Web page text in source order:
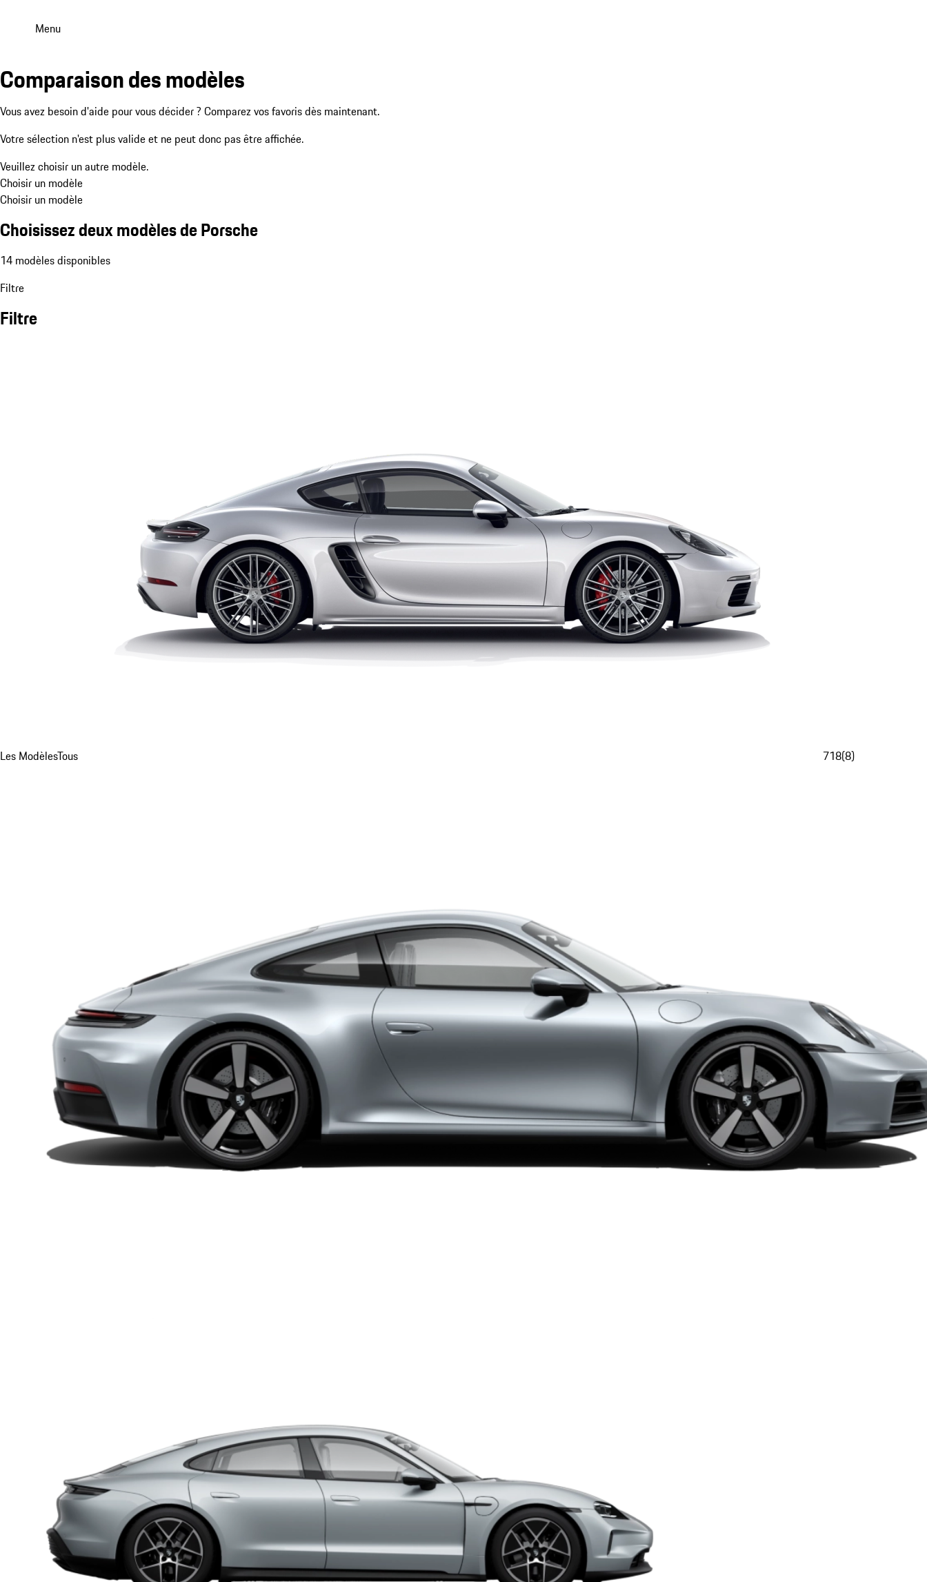
Menu
Comparaison des modèles
Vous avez besoin d'aide pour vous décider ? Comparez vos favoris dès maintenant.
Votre sélection n'est plus valide et ne peut donc pas être affichée.
Veuillez choisir un autre modèle.
Choisir un modèle
Choisir un modèle
Choisissez deux modèles de Porsche
14 modèles disponibles
Filtre
Filtre
Les ModèlesTous 718(8)